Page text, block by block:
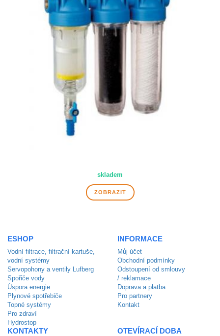
skladem
ZOBRAZIT
ESHOP
Vodní filtrace, filtrační kartuše,
vodní systémy
Servopohony a ventily Lufberg
Spořiče vody
Úspora energie
Plynové spotřebiče
Topné systémy
Pro zdraví
Hydrostop
INFORMACE
Můj účet
Obchodní podmínky
Odstoupení od smlouvy
/ reklamace
Doprava a platba
Pro partnery
Kontakt
KONTAKTY OTEVÍRACÍ DOBA